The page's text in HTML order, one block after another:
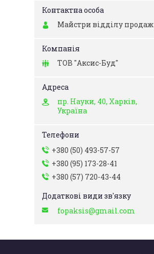
Майстри відділу продаж
ТОВ "Аксис-Буд"
пр. Науки, 40, Харків,
Україна
+380 (50) 493-57-57
+380 (95) 173-28-41
+380 (57) 720-43-44
fopaksis@gmail.com